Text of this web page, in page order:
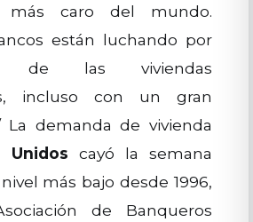
más caro del mundo.
están luchando por
de las viviendas
incluso con un gran
La demanda de vivienda
Unidos cayó la semana
más bajo desde 1996,
de Banqueros